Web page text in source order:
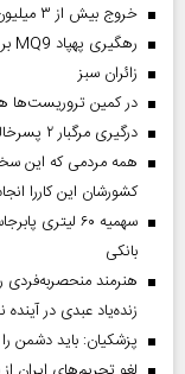
خروج بیش از ۳ میلیون زائر از تمام مرز‌های کشور
رهگیری پهپاد MQ9 بر فراز تنگه هرمز
‌زائران سبز
در کمین تروریست‌ها
درگیری مرگبار ۲ پسرخاله در پارک
همه مردمی که این
کشورشان این کاررا
سهمیه ۶۰
بانکی
زنده‌یاد عبدی در
پزشکیان: باید دشمن را